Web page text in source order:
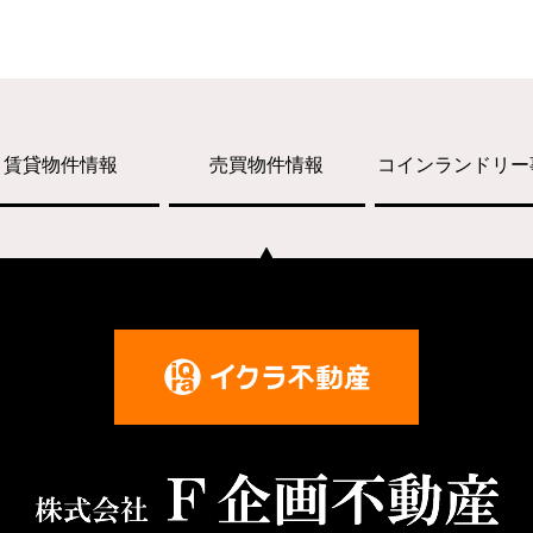
賃貸物件情報 売買物件情報 コインランドリー